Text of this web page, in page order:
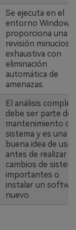
Se ejecuta en el
entorno Windows
proporciona una
revisión minuciosa
exhaustiva con
eliminación
automática de
amenazas.
El análisis
debe ser parte del
mantenimiento
sistema y es una
buena idea de
antes de realizar
cambios de
importantes o
instalar un
nuevo.